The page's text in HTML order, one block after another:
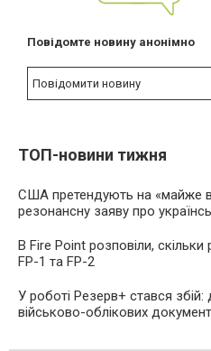
Повідомте новину анонімно
Повідомити новину
ТОП-новини тижня
США претендують на «майже
резонансну заяву про
В Fire Point розповіли,
FP-1 та FP-2
У роботі Резерв+ стався
військово-облікових